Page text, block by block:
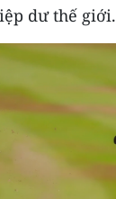
- Công nghệ
dư thế giới.